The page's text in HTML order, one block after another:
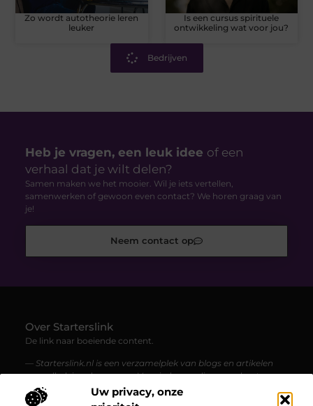
Uw privacy, onze
Zo wordt autotheorie leren
leuker
Is een cursus spirituele
ontwikkeling wat voor jou?
Bedrijven
Heb je vragen, een leuk idee of een
verhaal dat je wilt delen?
Samen maken we het mooier. Wil je iets vertellen,
samenwerken of gewoon even contact? We horen graag van
je!
Neem contact op
Over Starterslink
De link naar boeiende content.
— Starterslink.nl is een verzamelplek van blogs en artikelen
over allerlei onderwerpen. Voor iedereen die graag leest,
ontdekt en geïnspireerd wordt.